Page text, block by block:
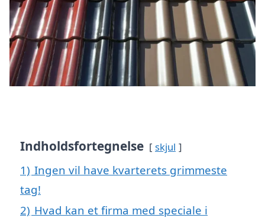
Indholdsfortegnelse skjul
1) Ingen vil have kvarterets grimmeste
tag!
2) Hvad kan et firma med speciale i